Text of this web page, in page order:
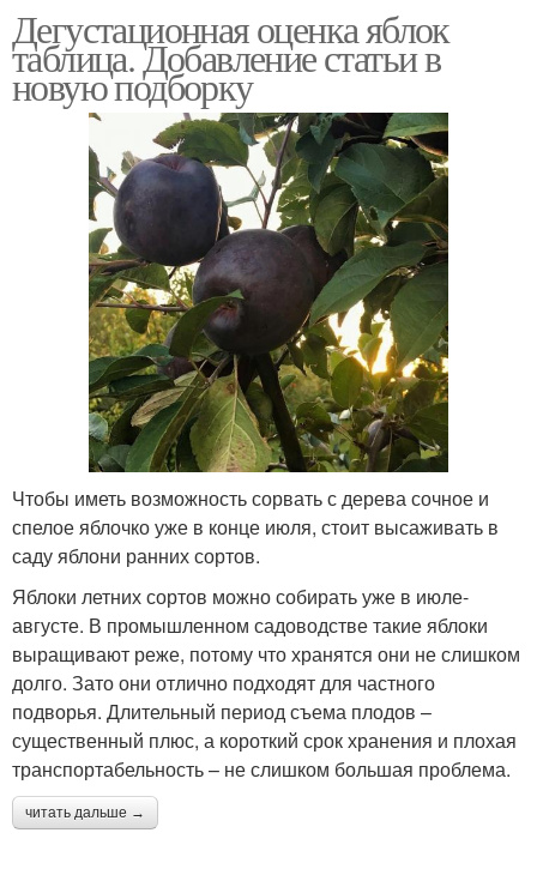
Дегустационная оценка яблок
таблица. Добавление статьи в
новую подборку
Чтобы иметь возможность сорвать с дерева сочное и
спелое яблочко уже в конце июля, стоит высаживать в
саду яблони ранних сортов.
Яблоки летних сортов можно собирать уже в июле-
августе. В промышленном садоводстве такие яблоки
выращивают реже, потому что хранятся они не слишком
долго. Зато они отлично подходят для частного
подворья. Длительный период съема плодов –
существенный плюс, а короткий срок хранения и плохая
транспортабельность – не слишком большая проблема.
читать дальше →